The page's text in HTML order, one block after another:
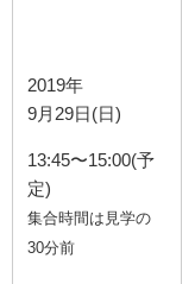
2019年
9月29日(日)
13:45〜15:00(予
定)
集合時間は見学の
30分前